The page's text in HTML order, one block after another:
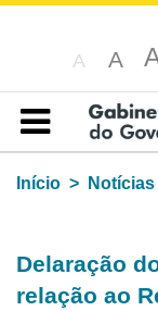
A A
Índice
Início
Notícias
Delaração
relação ao